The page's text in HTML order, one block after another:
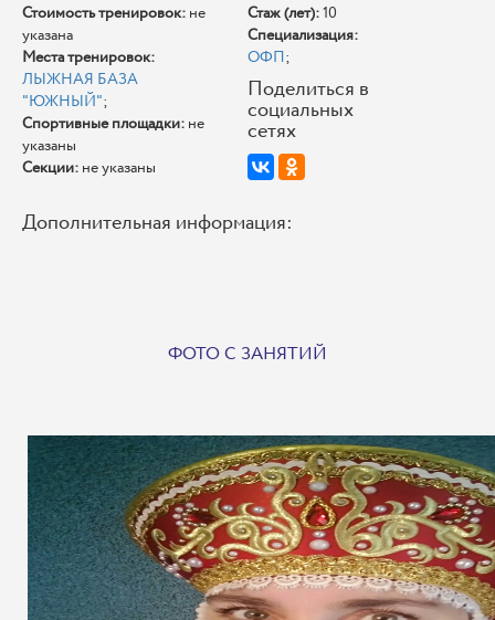
Стоимость тренировок: не
указана
Места тренировок:
ЛЫЖНАЯ БАЗА
"ЮЖНЫЙ";
Спортивные площадки: не
указаны
Секции: не указаны
Стаж (лет):10
Специализация:
ОФП;
Поделиться в
социальных
сетях
Дополнительная информация:
ФОТО С ЗАНЯТИЙ